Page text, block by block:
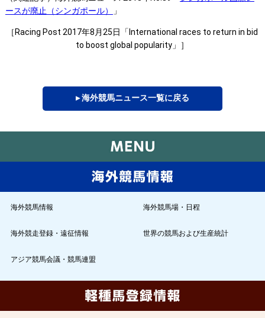
ースが廃止（シンガポール）
」
［Racing Post 2017年8月25日「International races to return in bid
to boost global popularity」］
▸ 海外競馬ニュース一覧に戻る
海外競馬情報 海外競馬場・日程
海外競走登録・遠征情報 世界の競馬および生産統計
アジア競馬会議・競馬連盟